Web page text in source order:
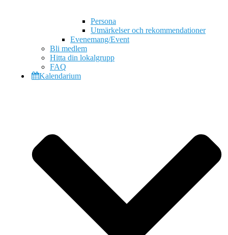
Persona
Utmärkelser och rekommendationer
Evenemang/Event
Bli medlem
Hitta din lokalgrupp
FAQ
Kalendarium